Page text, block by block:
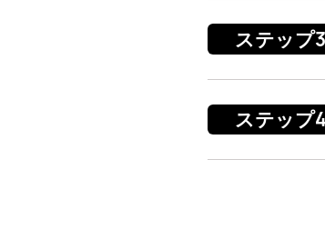
ステップ3
ステップ4